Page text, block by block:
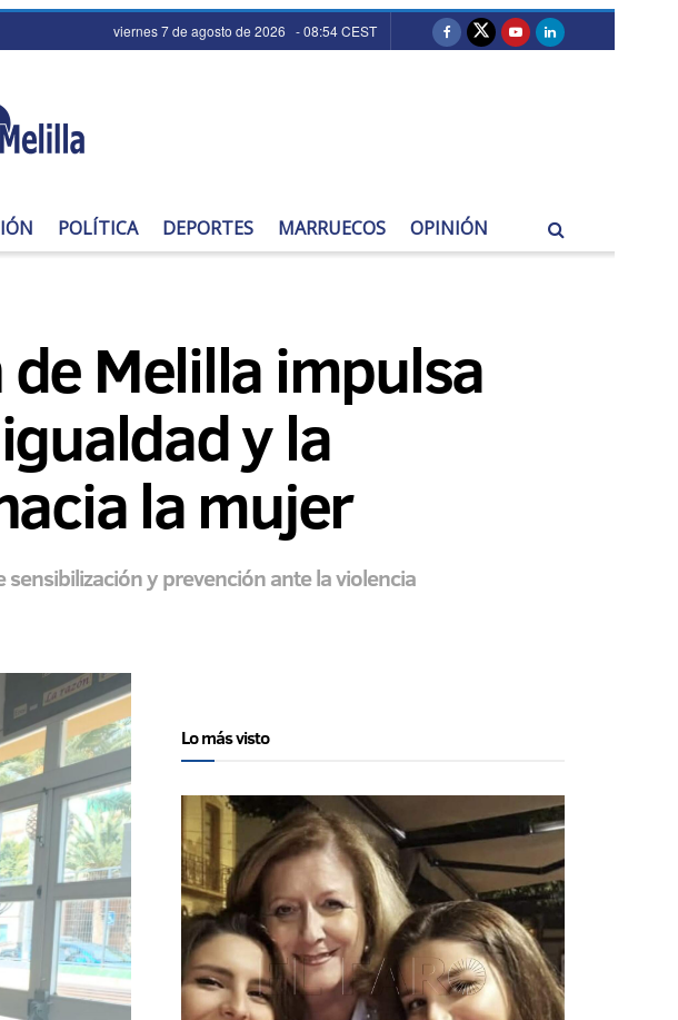
viernes 7 de agosto de 2026 - 08:54 CEST
POLÍTICA DEPORTES MARRUECOS OPINIÓN
Melilla impulsa
y la
la mujer
y prevención ante la violencia
Lo más visto